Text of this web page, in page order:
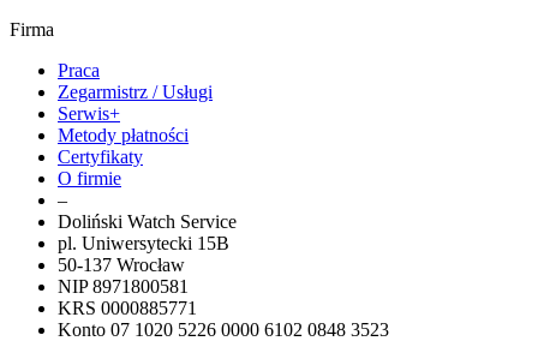
Firma
Praca
Zegarmistrz / Usługi
Serwis+
Metody płatności
Certyfikaty
O firmie
–
Doliński Watch Service
pl. Uniwersytecki 15B
50-137 Wrocław
NIP 8971800581
KRS 0000885771
Konto 07 1020 5226 0000 6102 0848 3523